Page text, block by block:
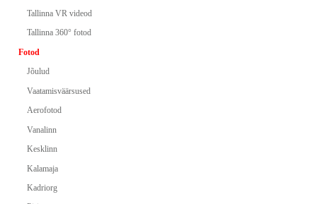
Tallinna VR videod
Tallinna 360° fotod
Fotod
Jõulud
Vaatamisväärsused
Aerofotod
Vanalinn
Kesklinn
Kalamaja
Kadriorg